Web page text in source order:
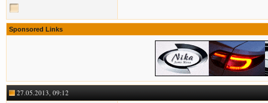
Sponsored Links
27.05.2013, 09:12